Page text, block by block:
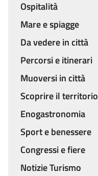
Ospitalità
Mare e spiagge
Da vedere in città
Percorsi e itinerari
Muoversi in città
Scoprire il territorio
Enogastronomia
Sport e benessere
Congressi e fiere
Notizie Turismo